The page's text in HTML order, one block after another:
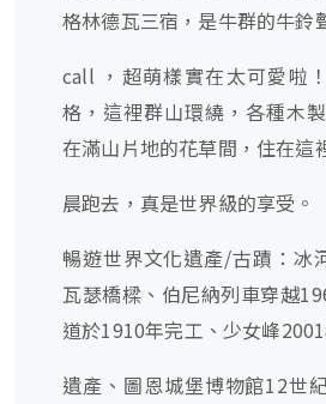
格林德瓦三宿，是牛群的牛鈴
call ，超萌樣實在太可愛啦
格，這裡群山環繞，各種木
在滿山片地的花草間，住在這
晨跑去，真是世界級的享受。
暢遊世界文化遺產/古蹟：冰
瓦瑟橋樑、伯尼納列車穿越
道於1910年完工、少女峰
遺產、圖恩城堡博物館12世